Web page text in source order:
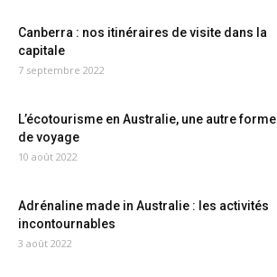
Canberra : nos itinéraires de visite dans la
capitale
7 septembre 2022
L’écotourisme en Australie, une autre forme
de voyage
10 août 2022
Adrénaline made in Australie : les activités
incontournables
3 août 2022